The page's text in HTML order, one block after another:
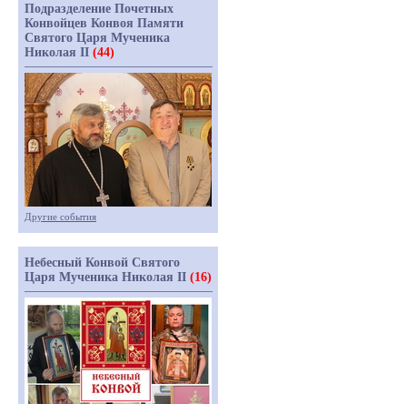
Подразделение Почетных
Конвойцев Конвоя Памяти
Святого Царя Мученика
Николая II (44)
Другие события
Небесный Конвой Святого
Царя Мученика Николая II (16)